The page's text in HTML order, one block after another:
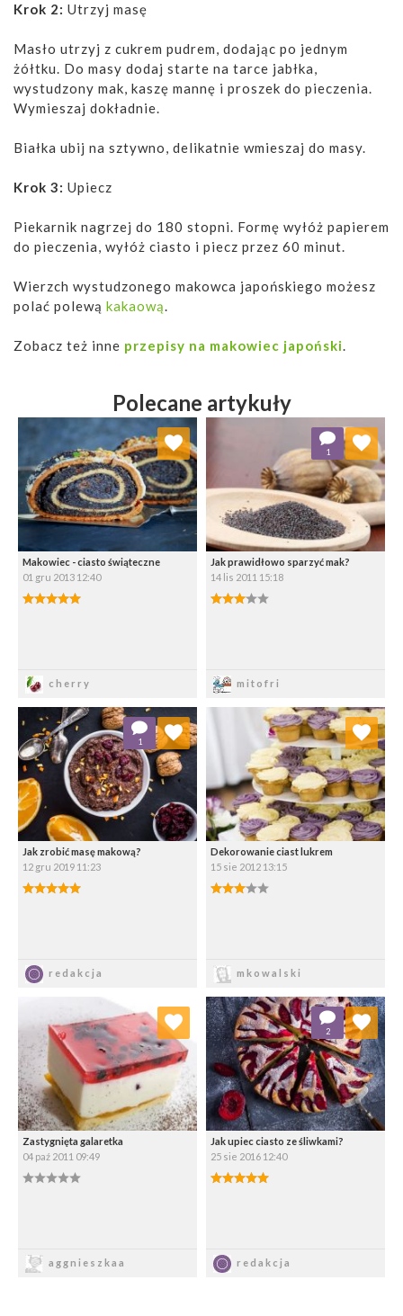
Krok 2: Utrzyj masę
Masło utrzyj z cukrem pudrem, dodając po jednym
żółtku. Do masy dodaj starte na tarce jabłka,
wystudzony mak, kaszę mannę i proszek do pieczenia.
Wymieszaj dokładnie.
Białka ubij na sztywno, delikatnie wmieszaj do masy.
Krok 3: Upiecz
Piekarnik nagrzej do 180 stopni. Formę wyłóż papierem
do pieczenia, wyłóż ciasto i piecz przez 60 minut.
Wierzch wystudzonego makowca japońskiego możesz
polać polewą kakaową.
Zobacz też inne przepisy na makowiec japoński.
Polecane artykuły
Makowiec - ciasto świąteczne
01 gru 2013 12:40
5.00/5
cherry
Dodaj do ulubionych
Wybierz listę:
Jak prawidłowo sparzyć mak?
14 lis 2011 15:18
3.00/5
mitofri
1
Dodaj do ulubionych
Wybierz listę:
Jak zrobić masę makową?
12 gru 2019 11:23
5.00/5
redakcja
1
Dodaj do ulubionych
Wybierz listę:
Dekorowanie ciast lukrem
15 sie 2012 13:15
3.00/5
mkowalski
Dodaj do ulubionych
Wybierz listę:
Zastygnięta galaretka
04 paź 2011 09:49
0.00/5
aggnieszkaa
Dodaj do ulubionych
Wybierz listę:
Jak upiec ciasto ze śliwkami?
25 sie 2016 12:40
5.00/5
redakcja
2
Dodaj do ulubionych
Wybierz listę: